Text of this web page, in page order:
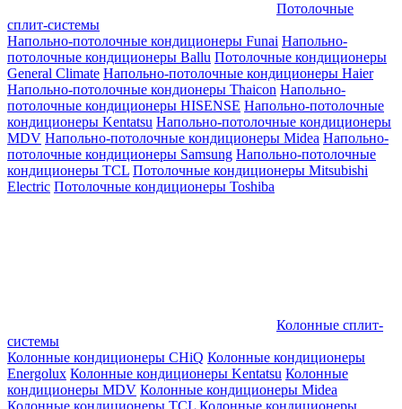
Потолочные
сплит-системы
Напольно-потолочные кондиционеры Funai Напольно-
потолочные кондиционеры Ballu Потолочные кондиционеры
General Climate Напольно-потолочные кондиционеры Haier
Напольно-потолочные кондионеры Thaicon Напольно-
потолочные кондиционеры HISENSE Напольно-потолочные
кондиционеры Kentatsu Напольно-потолочные кондиционеры
MDV Напольно-потолочные кондиционеры Midea Напольно-
потолочные кондиционеры Samsung Напольно-потолочные
кондиционеры TCL Потолочные кондиционеры Mitsubishi
Electric Потолочные кондиционеры Toshiba
Колонные сплит-
системы
Колонные кондиционеры CHiQ Колонные кондиционеры
Energolux Колонные кондиционеры Kentatsu Колонные
кондиционеры MDV Колонные кондиционеры Midea
Колонные кондиционеры TCL Колонные кондиционеры